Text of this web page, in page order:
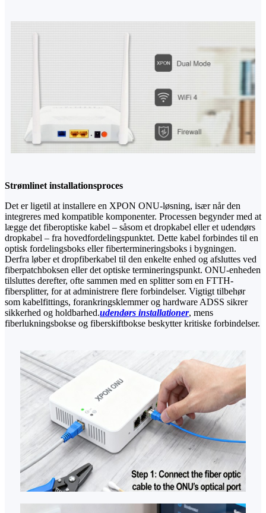
Strømlinet installationsproces
Det er ligetil at installere en XPON ONU-løsning, især når den
integreres med kompatible komponenter. Processen begynder med at
lægge det fiberoptiske kabel – såsom et dropkabel eller et udendørs
dropkabel – fra hovedfordelingspunktet. Dette kabel forbindes til en
optisk fordelingsboks eller fibertermineringsboks i bygningen.
Derfra løber et dropfiberkabel til den enkelte enhed og afsluttes ved
fiberpatchboksen eller det optiske termineringspunkt. ONU-enheden
tilsluttes derefter, ofte sammen med en splitter som en FTTH-
fibersplitter, for at administrere flere forbindelser. Vigtigt tilbehør
som kabelfittings, forankringsklemmer og hardware ADSS sikrer
sikkerhed og holdbarhed.udendørs installationer, mens
fiberlukningsbokse og fiberskiftbokse beskytter kritiske forbindelser.